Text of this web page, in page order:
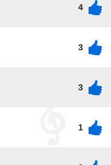
4
3
3
1